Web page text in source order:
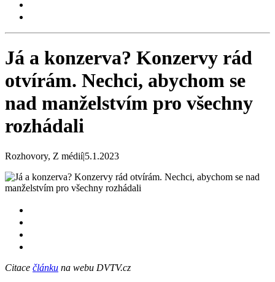
Já a konzerva? Konzervy rád
otvírám. Nechci, abychom se
nad manželstvím pro všechny
rozhádali
Rozhovory, Z médií|5.1.2023
Citace článku na webu DVTV.cz